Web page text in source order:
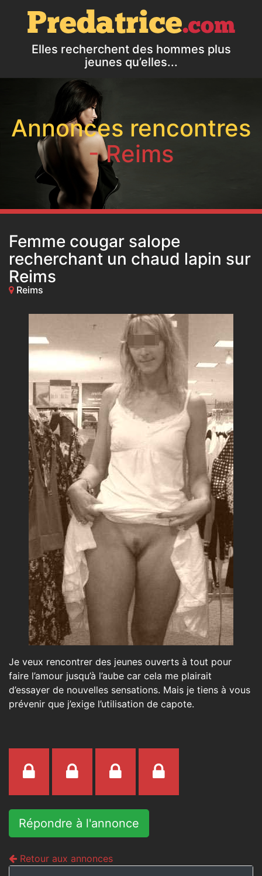
Elles recherchent des hommes plus
jeunes qu’elles...
Annonces rencontres
- Reims
Femme cougar salope
recherchant un chaud lapin sur
Reims
Reims
Je veux rencontrer des jeunes ouverts à tout pour
faire l’amour jusqu’à l’aube car cela me plairait
d’essayer de nouvelles sensations. Mais je tiens à vous
prévenir que j’exige l’utilisation de capote.
Répondre à l'annonce
Retour aux annonces